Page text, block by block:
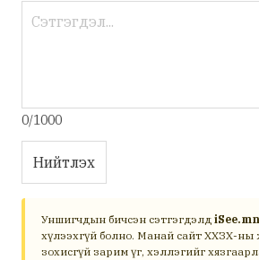
0/1000
Нийтлэх
Уншигчдын бичсэн сэтгэгдэлд iSee.mn
хүлээхгүй болно. Манай сайт ХХЗХ-ны
зохисгүй зарим үг, хэллэгийг